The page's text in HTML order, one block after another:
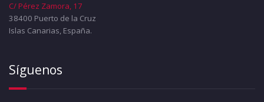
C/ Pérez Zamora, 17
38400 Puerto de la Cruz
Islas Canarias, España.
Síguenos